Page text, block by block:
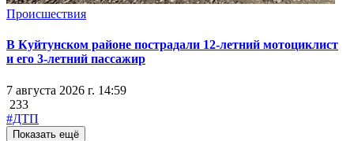
Происшествия
В Куйтунском районе пострадали 12-летний мотоциклист
и его 3-летний пассажир
7 августа 2026 г. 14:59
233
#ДТП
Показать ещё